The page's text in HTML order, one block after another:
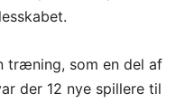
træning, som en del af
der 12 nye spillere til